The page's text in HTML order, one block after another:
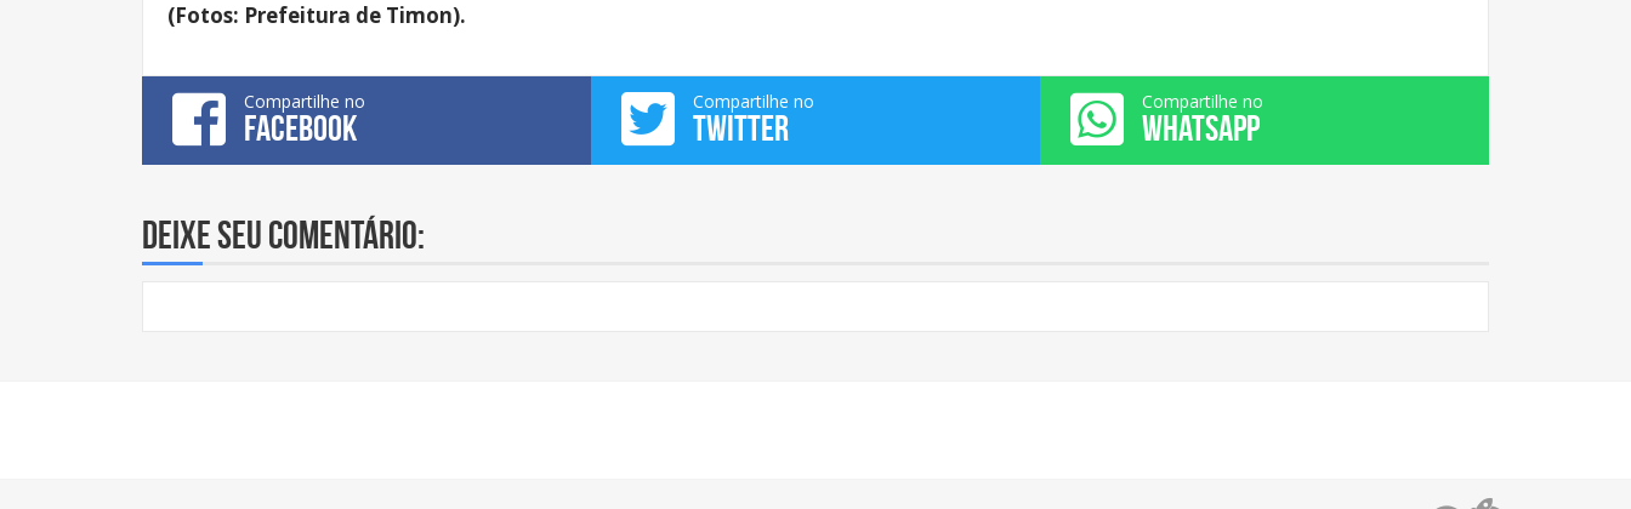
(Fotos: Prefeitura de Timon).
Compartilhe no
FACEBOOK
Compartilhe no
TWITTER
Compartilhe no
WHATSAPP
Deixe seu comentário: